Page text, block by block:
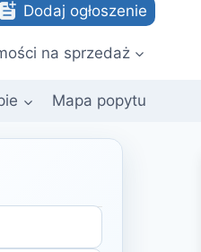
Dodaj ogłoszenie
na sprzedaż
Mapa popytu